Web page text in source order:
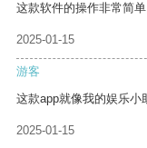
这款软件的操作非常简
2025-01-15
游客
这款app就像我的娱乐小
2025-01-15